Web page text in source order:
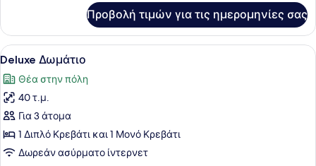
Προβολή τιμών για τις ημερομηνίες σας
Προβολή
όλων
των
φωτογραφιών
για
Deluxe
Δωμάτιο
Ένα δωμάτιο ξενοδοχείου με ένα
5
Deluxe Δωμάτιο
Θέα στην πόλη
40 τ.μ.
Για 3 άτομα
1 Διπλό Κρεβάτι και 1 Μονό Κρεβάτι
Δωρεάν ασύρματο ίντερνετ